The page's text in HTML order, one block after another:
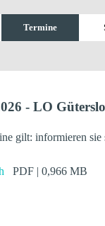
▼
Termine
- LO
gilt: informieren
PDF | 0,966 MB